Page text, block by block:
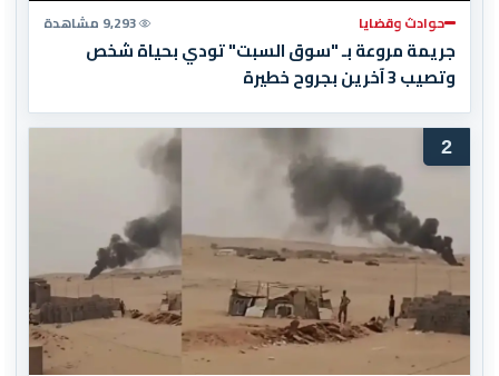
حوادث وقضايا 9,293 مشاهدة
جريمة مروعة بـ "سوق السبت" تودي بحياة شخص
وتصيب 3 آخرين بجروح خطيرة
2